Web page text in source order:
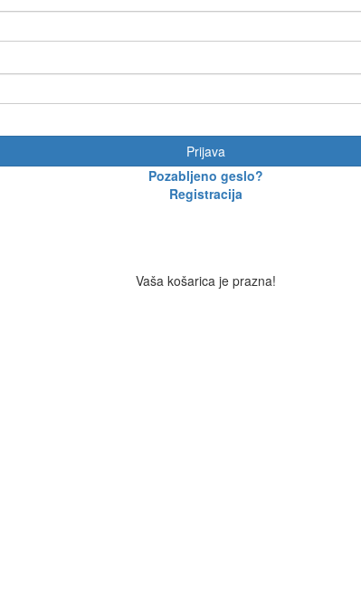
Prijava
Pozabljeno geslo?
Registracija
Vaša košarica je prazna!